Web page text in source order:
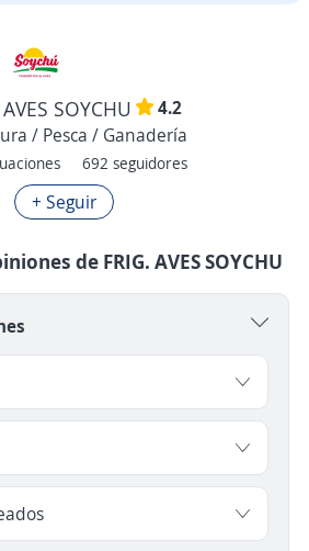
SOYCHU
4.2
/ Pesca / Ganadería
692 seguidores
+ Seguir
de FRIG. AVES SOYCHU